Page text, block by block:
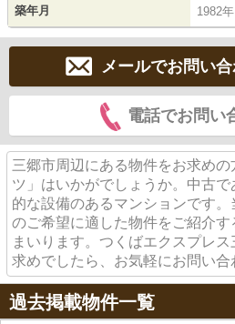
築年月 1982
メールでお問い
電話でお問い
三郷市周辺にある物件をお求め
ツ」はいかがでしょうか。中古
的な設備のあるマンションです
のご希望に適した物件をご紹介
まいります。つくばエクスプレ
求めでしたら、お気軽にお問い合
過去掲載物件一覧